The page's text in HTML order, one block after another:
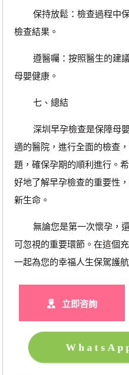
保持放鬆：檢查過程中保
檢查結果。
遵醫囑：按照醫生的建議
母嬰健康。
七、總結
深圳早孕檢查是保障母嬰
適的醫院，進行全面的檢查
題，確保孕期的順利進行。
好地了解早孕檢查的重要性
新生命。
無論您是第一次懷孕，還
可忽視的重要環節。在這個
一起為您的幸福人生保駕
立即咨詢